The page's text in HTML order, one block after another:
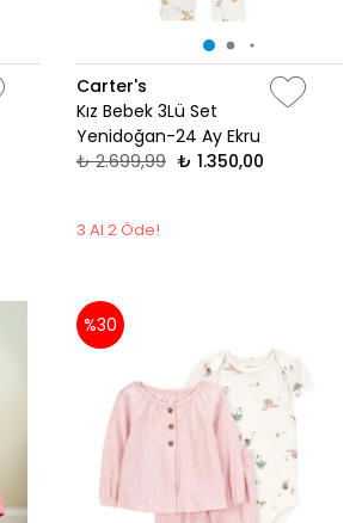
Carter's
Kız Bebek 3Lü Set
Yenidoğan-24 Ay Ekru
₺ 2.699,99 ₺ 1.350,00
3 Al 2 Öde!
%30